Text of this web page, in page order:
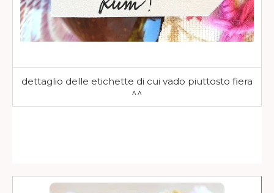
dettaglio delle etichette di cui vado piuttosto fiera
^^